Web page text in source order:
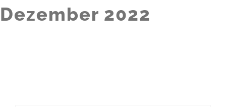
Dezember 2022